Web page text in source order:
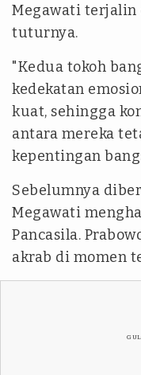
Megawati terjalin
tuturnya.
"Kedua tokoh
kedekatan
kuat, sehingga
antara mereka
kepentingan
Sebelumnya
Megawati
Pancasila.
akrab di momen